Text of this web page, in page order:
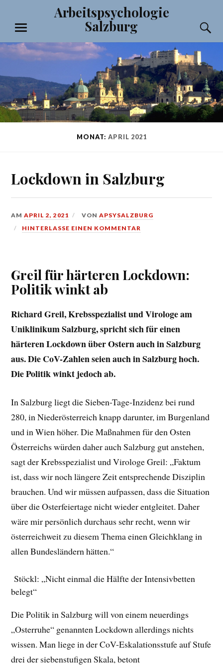
springen
Arbeitspsychologie
Salzburg
MENÜ
MONAT: APRIL 2021
Lockdown in Salzburg
AMAPRIL 2, 2021 VONAPSYSALZBURG
HINTERLASSE EINEN KOMMENTAR
Greil für härteren Lockdown:
Politik winkt ab
Richard Greil, Krebsspezialist und Virologe am
Uniklinikum Salzburg, spricht sich für einen
härteren Lockdown über Ostern auch in Salzburg
aus. Die CoV-Zahlen seien auch in Salzburg hoch.
Die Politik winkt jedoch ab.
In Salzburg liegt die Sieben-Tage-Inzidenz bei rund
280, in Niederösterreich knapp darunter, im Burgenland
und in Wien höher. Die Maßnahmen für den Osten
Österreichs würden daher auch Salzburg gut anstehen,
sagt der Krebsspezialist und Virologe Greil: „Faktum
ist, dass wir noch längere Zeit entsprechende Disziplin
brauchen. Und wir müssen aufpassen, dass die Situation
über die Osterfeiertage nicht wieder entgleitet. Daher
wäre mir persönlich durchaus sehr recht, wenn wir
österreichweit zu diesem Thema einen Gleichklang in
allen Bundesländern hätten.“
Stöckl: „Nicht einmal die Hälfte der Intensivbetten
belegt“
Die Politik in Salzburg will von einem neuerdings
„Osterruhe“ genannten Lockdown allerdings nichts
wissen. Man liege in der CoV-Eskalationsstufe auf Stufe
drei der siebenstufigen Skala, betont